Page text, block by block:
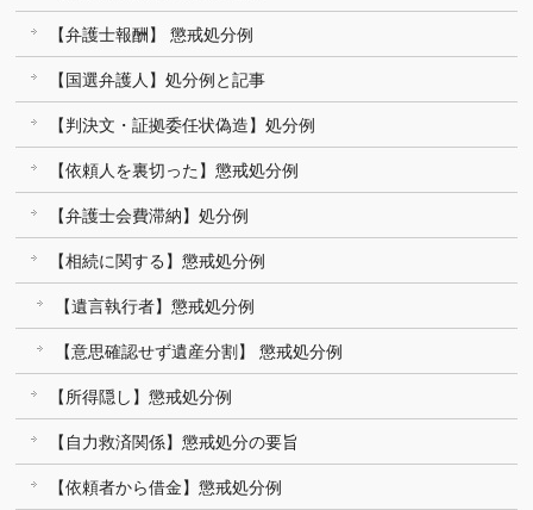
【弁護士報酬】 懲戒処分例
【国選弁護人】処分例と記事
【判決文・証拠委任状偽造】処分例
【依頼人を裏切った】懲戒処分例
【弁護士会費滞納】処分例
【相続に関する】懲戒処分例
【遺言執行者】懲戒処分例
【意思確認せず遺産分割】 懲戒処分例
【所得隠し】懲戒処分例
【自力救済関係】懲戒処分の要旨
【依頼者から借金】懲戒処分例